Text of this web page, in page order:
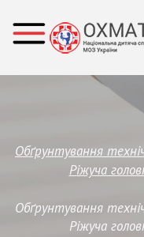
Обґрунтування
Ріжуча
Обґрунтування
Ріжуча